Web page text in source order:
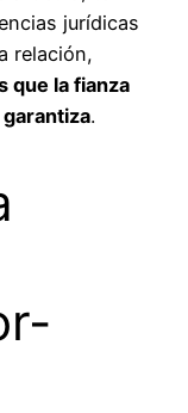
jurídicas
relación,
que la fianza
.